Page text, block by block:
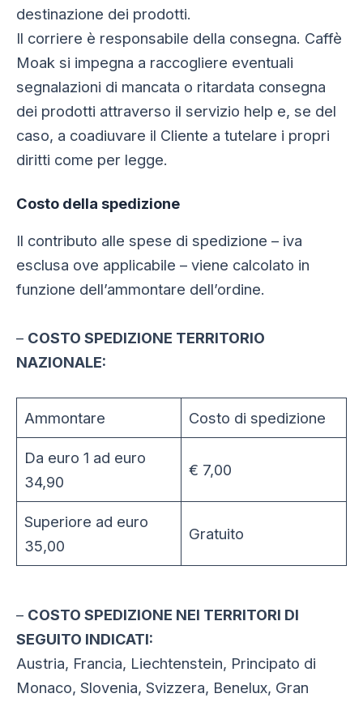
destinazione dei prodotti.
Il corriere è responsabile della consegna. Caffè
Moak si impegna a raccogliere eventuali
segnalazioni di mancata o ritardata consegna
dei prodotti attraverso il servizio help e, se del
caso, a coadiuvare il Cliente a tutelare i propri
diritti come per legge.
Costo della spedizione
Il contributo alle spese di spedizione – iva
esclusa ove applicabile – viene calcolato in
funzione dell’ammontare dell’ordine.
– COSTO SPEDIZIONE TERRITORIO
NAZIONALE:
Ammontare Costo di spedizione
Da euro 1 ad euro
34,90
€ 7,00
Superiore ad euro
35,00
Gratuito
– COSTO SPEDIZIONE NEI TERRITORI DI
SEGUITO INDICATI:
Austria, Francia, Liechtenstein, Principato di
Monaco, Slovenia, Svizzera, Benelux, Gran